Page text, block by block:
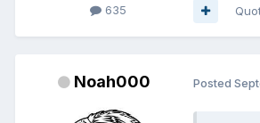
635
Noah000 Posted